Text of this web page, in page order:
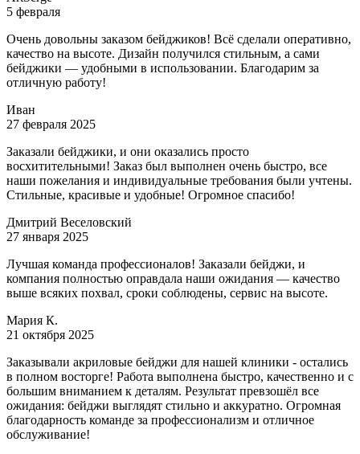
5 февраля
Очень довольны заказом бейджиков! Всё сделали оперативно,
качество на высоте. Дизайн получился стильным, а сами
бейджики — удобными в использовании. Благодарим за
отличную работу!
Иван
27 февраля 2025
Заказали бейджики, и они оказались просто
восхитительными! Заказ был выполнен очень быстро, все
наши пожелания и индивидуальные требования были учтены.
Стильные, красивые и удобные! Огромное спасибо!
Дмитрий Веселовский
27 января 2025
Лучшая команда профессионалов! Заказали бейджи, и
компания полностью оправдала наши ожидания — качество
выше всяких похвал, сроки соблюдены, сервис на высоте.
Мария К.
21 октября 2025
Заказывали акриловые бейджи для нашей клиники - остались
в полном восторге! Работа выполнена быстро, качественно и с
большим вниманием к деталям. Результат превзошёл все
ожидания: бейджи выглядят стильно и аккуратно. Огромная
благодарность команде за профессионализм и отличное
обслуживание!